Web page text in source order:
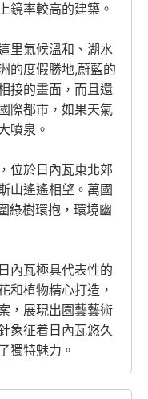
鏡率較高的建築。
里氣候溫和、湖水
的度假勝地,蔚藍的
接的畫面，而且還
際都市，如果天氣
噴泉。
位於日內瓦東北郊
山遙遙相望。萬國
綠樹環抱，環境幽
內瓦極具代表性的
和植物精心打造，
，展現出園藝藝術
象征着日內瓦悠久
獨特魅力。